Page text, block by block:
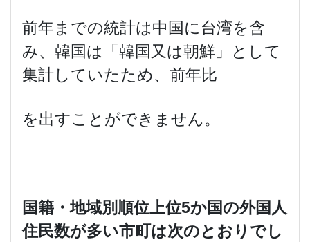
前年までの統計は中国に台湾を含
み、韓国は「韓国又は朝鮮」として
集計していたため、前年比
を出すことができません。
国籍・地域別順位上位5か国の外国人
住民数が多い市町は次のとおりでし